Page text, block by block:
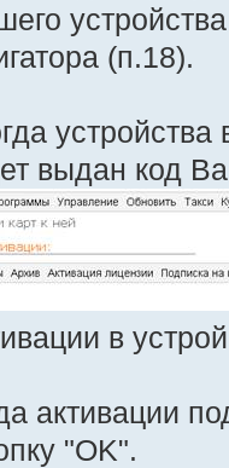
(п.18).
выдан код
в
активации
"OK".